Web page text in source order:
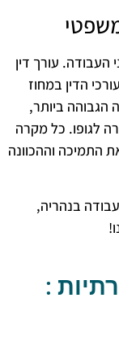
העבודה. עורך דין
הדין במחוז
הגבוהה ביותר,
לגופו. כל מקרה
התמיכה וההכוונה
בנהריה,
: